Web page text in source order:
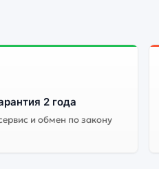
2 года
и обмен по закону